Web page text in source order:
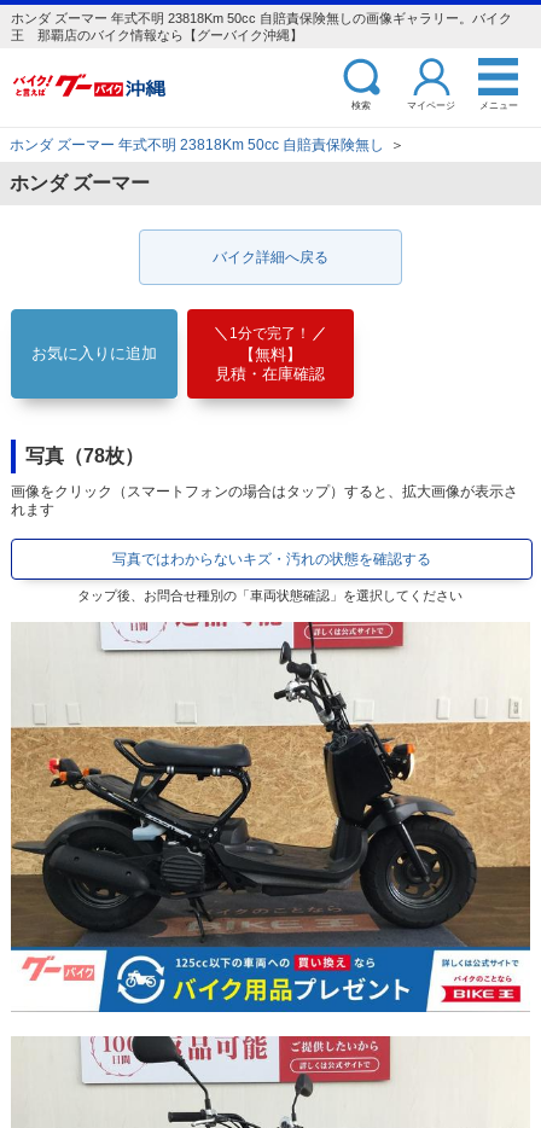
ホンダ ズーマー 年式不明 23818Km 50cc 自賠責保険無しの画像ギャラリー。バイク
王 那覇店のバイク情報なら【グーバイク沖縄】
検索 マイページ メニュー
ホンダ ズーマー 年式不明 23818Km 50cc 自賠責保険無し ＞
ホンダ ズーマー
バイク詳細へ戻る
お気に入りに追加
1分で完了！
【無料】
見積・在庫確認
写真（78枚）
画像をクリック（スマートフォンの場合はタップ）すると、拡大画像が表示さ
れます
写真ではわからないキズ・汚れの状態を確認する
タップ後、お問合せ種別の「車両状態確認」を選択してください